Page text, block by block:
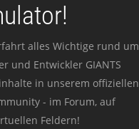
alles Wichtige rund um
und Entwickler GIANTS
in unserem offiziellen
- im Forum, auf
Feldern!